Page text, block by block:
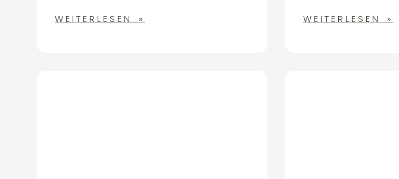
WEITERLESEN » WEITERLESEN »